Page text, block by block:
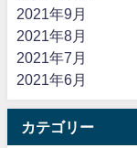
2021年9月
2021年8月
2021年7月
2021年6月
カテゴリー